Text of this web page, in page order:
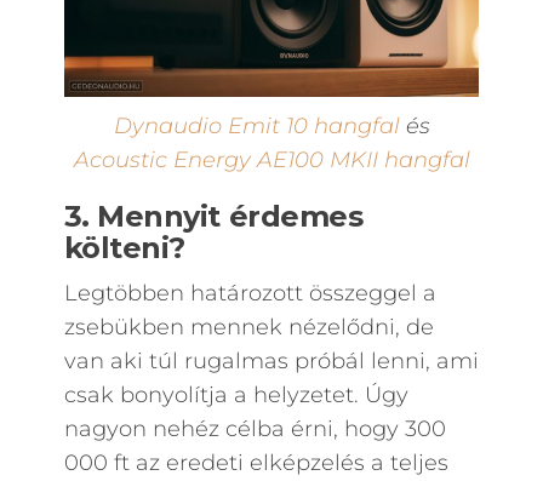
Dynaudio Emit 10 hangfalés
Acoustic Energy AE100 MKII hangfal
3. Mennyit érdemes
költeni?
Legtöbben határozott összeggel a
zsebükben mennek nézelődni, de
van aki túl rugalmas próbál lenni, ami
csak bonyolítja a helyzetet. Úgy
nagyon nehéz célba érni, hogy 300
000 ft az eredeti elképzelés a teljes